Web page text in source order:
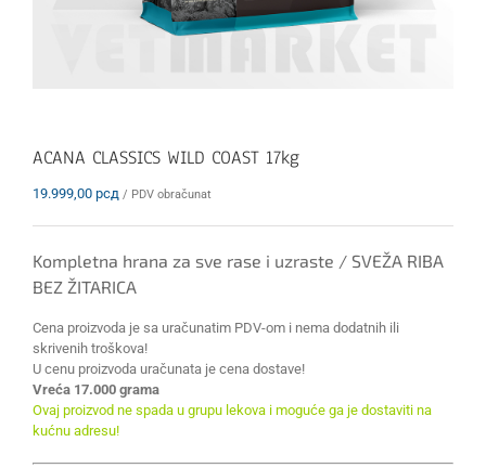
ACANA CLASSICS WILD COAST 17kg
19.999,00 рсд / PDV obračunat
Kompletna hrana za sve rase i uzraste / SVEŽA RIBA
BEZ ŽITARICA
Cena proizvoda je sa uračunatim PDV-om i nema dodatnih ili
skrivenih troškova!
U cenu proizvoda uračunata je cena dostave!
Vreća 17.000 grama
Ovaj proizvod ne spada u grupu lekova i moguće ga je dostaviti na
kućnu adresu!